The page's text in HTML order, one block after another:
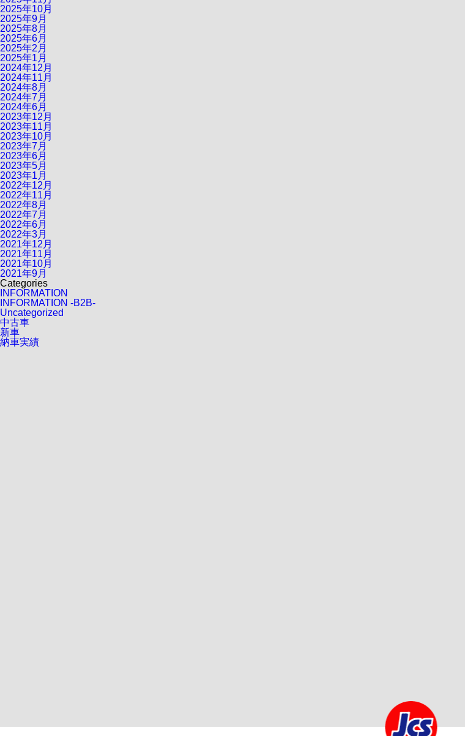
2025年10月
2025年9月
2025年8月
2025年6月
2025年2月
2025年1月
2024年12月
2024年11月
2024年8月
2024年7月
2024年6月
2023年12月
2023年11月
2023年10月
2023年7月
2023年6月
2023年5月
2023年1月
2022年12月
2022年11月
2022年8月
2022年7月
2022年6月
2022年3月
2021年12月
2021年11月
2021年10月
2021年9月
Categories
INFORMATION
INFORMATION -B2B-
Uncategorized
中古車
新車
納車実績